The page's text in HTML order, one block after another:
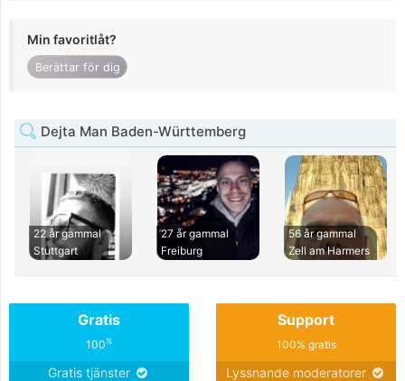
Min favoritlåt?
Berättar för dig
Dejta Man Baden-Württemberg
22 år gammal
Stuttgart
27 år gammal
Freiburg
56 år gammal
Zell am Harmers
Gratis
100%
Gratis tjänster
Support
100% gratis
Lyssnande moderatorer